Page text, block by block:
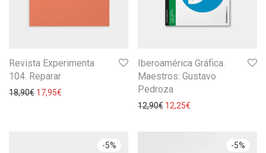
Revista Experimenta
104. Reparar
18,90€ 17,95€
Iberoamérica Gráfica.
Maestros: Gustavo
Pedroza
12,90€ 12,25€
-5% -5%